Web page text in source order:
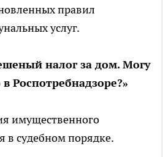
правил
услуг.
налог за дом. Могу
Роспотребнадзоре?»
имущественного
в судебном порядке.